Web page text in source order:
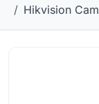
Hikvision